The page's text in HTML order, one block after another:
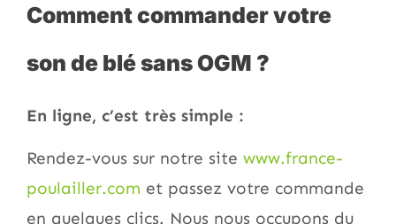
Comment commander votre
son de blé sans OGM ?
En ligne, c’est très simple :
Rendez-vous sur notre site www.france-
poulailler.com et passez votre commande
en quelques clics. Nous nous occupons du